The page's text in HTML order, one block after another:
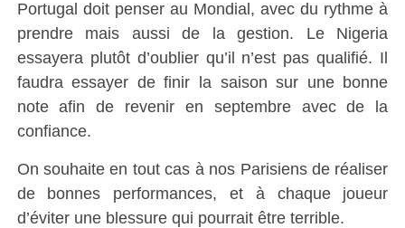
Portugal doit penser au Mondial, avec du rythme à
prendre mais aussi de la gestion. Le Nigeria
essayera plutôt d’oublier qu’il n’est pas qualifié. Il
faudra essayer de finir la saison sur une bonne
note afin de revenir en septembre avec de la
confiance.
On souhaite en tout cas à nos Parisiens de réaliser
de bonnes performances, et à chaque joueur
d’éviter une blessure qui pourrait être terrible.